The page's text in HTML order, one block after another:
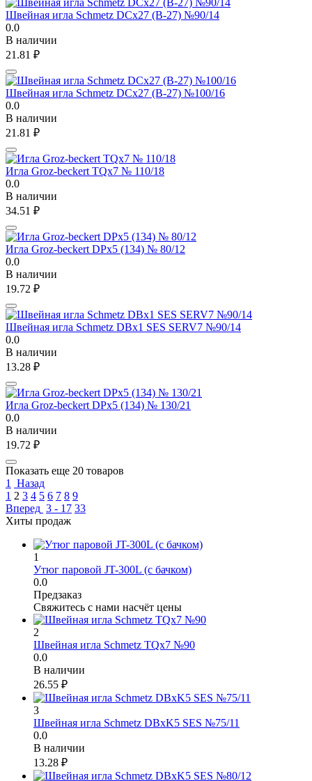
Швейная игла Schmetz DCx27 (B-27) №90/14
0.0
В наличии
21.81 ₽
Швейная игла Schmetz DCx27 (B-27) №100/16
0.0
В наличии
21.81 ₽
Игла Groz-beckert TQx7 № 110/18
0.0
В наличии
34.51 ₽
Игла Groz-beckert DPx5 (134) № 80/12
0.0
В наличии
19.72 ₽
Швейная игла Schmetz DBx1 SES SERV7 №90/14
0.0
В наличии
13.28 ₽
Игла Groz-beckert DPx5 (134) № 130/21
0.0
В наличии
19.72 ₽
Показать еще 20 товаров
1
Назад
1 2 3 4 5 6 7 8 9
Вперед 3 - 17 33
Хиты продаж
1
Утюг паровой JT-300L (с бачком)
0.0
Предзаказ
Свяжитесь с нами насчёт цены
2
Швейная игла Schmetz TQx7 №90
0.0
В наличии
26.55 ₽
3
Швейная игла Schmetz DBxK5 SES №75/11
0.0
В наличии
13.28 ₽